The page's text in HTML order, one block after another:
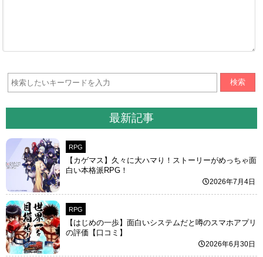
検索
最新記事
RPG
【カゲマス】久々に大ハマり！ストーリーがめっちゃ面
白い本格派RPG！
2026年7月4日
RPG
【はじめの一歩】面白いシステムだと噂のスマホアプリ
の評価【口コミ】
2026年6月30日